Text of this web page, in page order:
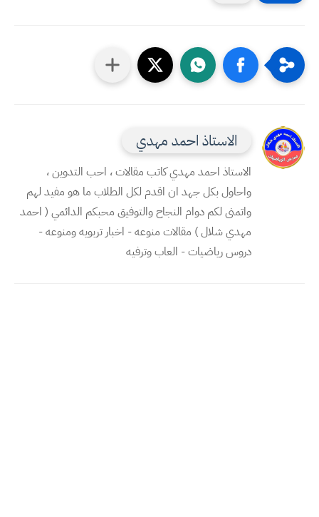
الاستاذ احمد مهدي
الاستاذ احمد مهدي كاتب مقالات ، احب التدوين ،
واحاول بكل جهد ان اقدم لكل الطلاب ما هو مفيد لهم
واتمنى لكم دوام النجاح والتوفيق محبكم الدائمي ( احمد
مهدي شلال ) مقالات منوعه - اخبار تربويه ومنوعه -
دروس رياضيات - العاب وترفيه